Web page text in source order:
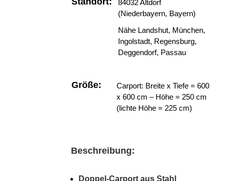
84032 Altdorf
(Niederbayern, Bayern)
Nähe Landshut, München,
Ingolstadt, Regensburg,
Deggendorf, Passau
Größe:
Carport: Breite x Tiefe = 600
x 600 cm – Höhe = 250 cm
(lichte Höhe = 225 cm)
Beschreibung:
Doppel-Carport aus Stahl